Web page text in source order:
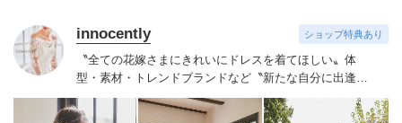
innocently ショップ特典あり
〝全ての花嫁さまにきれいにドレスを着てほしい〟 体
型・素材・トレンドブランドなど〝新たな自分に出逢え
る〟幅広いラインナップが揃うinnocently。
素材・デザイ
ンにこだわったオリジナルドレスは3～23号まで展開。